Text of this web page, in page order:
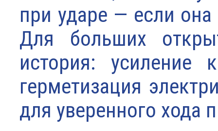
при ударе — если
Для больших
история: усиление
герметизация
для уверенного хода